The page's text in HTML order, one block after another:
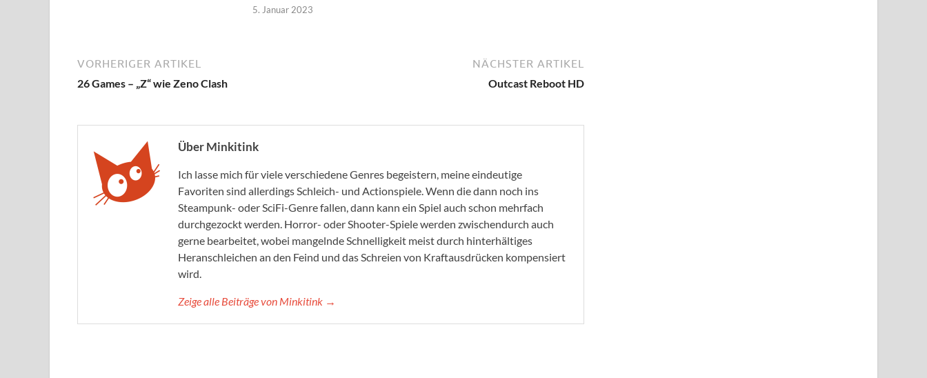
5. Januar 2023
VORHERIGER ARTIKEL
26 Games – „Z“ wie Zeno Clash
NÄCHSTER ARTIKEL
Outcast Reboot HD
Über Minkitink
Ich lasse mich für viele verschiedene Genres begeistern, meine eindeutige
Favoriten sind allerdings Schleich- und Actionspiele. Wenn die dann noch ins
Steampunk- oder SciFi-Genre fallen, dann kann ein Spiel auch schon mehrfach
durchgezockt werden. Horror- oder Shooter-Spiele werden zwischendurch auch
gerne bearbeitet, wobei mangelnde Schnelligkeit meist durch hinterhältiges
Heranschleichen an den Feind und das Schreien von Kraftausdrücken kompensiert
wird.
Zeige alle Beiträge von Minkitink →